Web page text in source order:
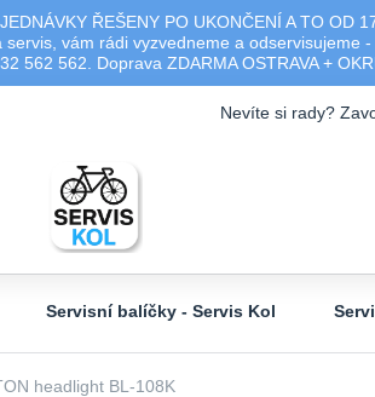
ŘEŠENY PO UKONČENÍ A TO OD
vám rádi vyzvedneme a
562 562. Doprava ZDARMA OSTRAVA +
Nevíte si rady?
Servisní balíčky - Servis Kol
headlight BL-108K